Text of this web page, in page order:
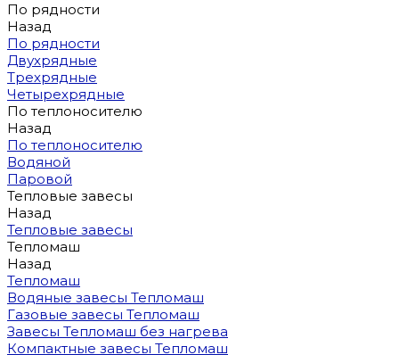
По рядности
Назад
По рядности
Двухрядные
Трехрядные
Четырехрядные
По теплоносителю
Назад
По теплоносителю
Водяной
Паровой
Тепловые завесы
Назад
Тепловые завесы
Тепломаш
Назад
Тепломаш
Водяные завесы Тепломаш
Газовые завесы Тепломаш
Завесы Тепломаш без нагрева
Компактные завесы Тепломаш